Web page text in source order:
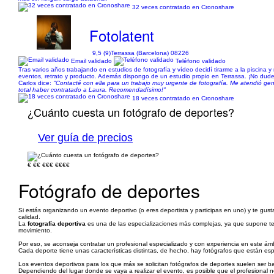
32 veces contratado en Cronoshare
Fotolatent
9,5 (9)Terrassa (Barcelona) 08226
Email validado
Teléfono validado
Tras varios años trabajando en estudios de fotografía y vídeo decidí tirarme a la piscina
eventos, retrato y producto. Además dispongo de un estudio propio en Terrassa. ¡No
Carlos dice: "Contacté con ella para un trabajo muy urgente de fotografía. Me atendió
total haber contratado a Laura. Recomendadísimo!"
18 veces contratado en Cronoshare
¿Cuánto cuesta un fotógrafo de deportes?
Ver guía de precios
€ €€ €€€ €€€€
Fotógrafo de deportes
Si estás organizando un evento deportivo (o eres deportista y participas en uno) y te
calidad.
La fotografía deportiva es una de las especializaciones más complejas, ya que supone
movimiento.
Por eso, se aconseja contratar un profesional especializado y con experiencia en este
Cada deporte tiene unas características distintas, de hecho, hay fotógrafos que están
Los eventos deportivos para los que más se solicitan fotógrafos de deportes suelen ser
Dependiendo del lugar donde se vaya a realizar el evento, es posible que el profesional